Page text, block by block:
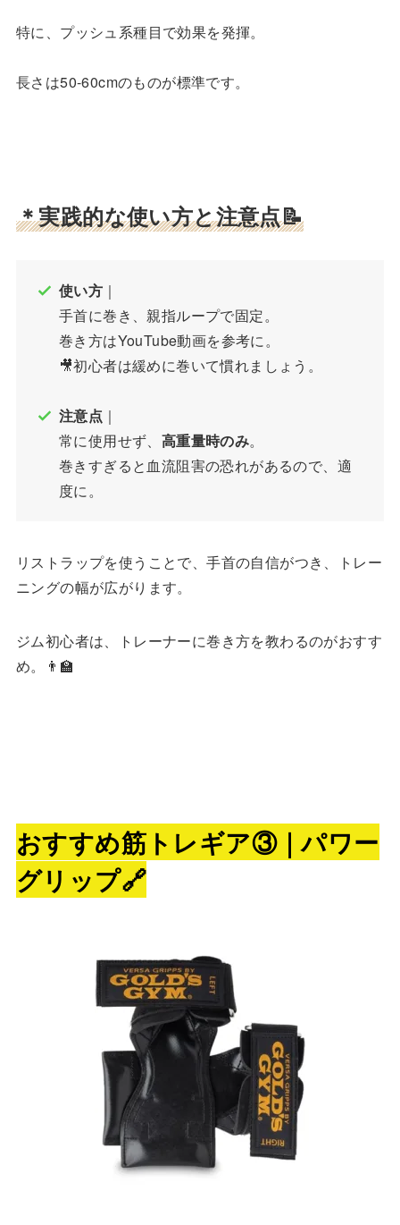
特に、プッシュ系種目で効果を発揮。
長さは50-60cmのものが標準です。
＊実践的な使い方と注意点📝
使い方 ｜
手首に巻き、親指ループで固定。
巻き方はYouTube動画を参考に。
🎥初心者は緩めに巻いて慣れましょう。
注意点 ｜
常に使用せず、 高重量時のみ。
巻きすぎると血流阻害の恐れがあるので、適
度に。
リストラップを使うことで、手首の自信がつき、トレー
ニングの幅が広がります。
ジム初心者は、トレーナーに巻き方を教わるのがおすす
め。👨‍🏫
おすすめ筋トレギア③｜パワー
グリップ🔗